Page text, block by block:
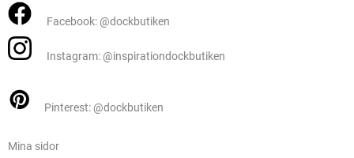
Facebook: @dockbutiken
Instagram: @inspirationdockbutiken
Pinterest: @dockbutiken
Mina sidor